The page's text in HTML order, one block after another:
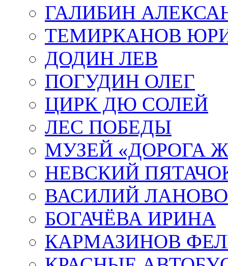
ГАЛИБИН
ТЕМИРКАНОВ
ДОДИН ЛЕВ
ПОГУДИН ОЛЕГ
ЦИРК ДЮ СОЛЕЙ
ЛЕС ПОБЕДЫ
МУЗЕЙ «ДОРОГА
НЕВСКИЙ
ВАСИЛИЙ
БОГАЧЁВА ИРИНА
КАРМАЗИНОВ